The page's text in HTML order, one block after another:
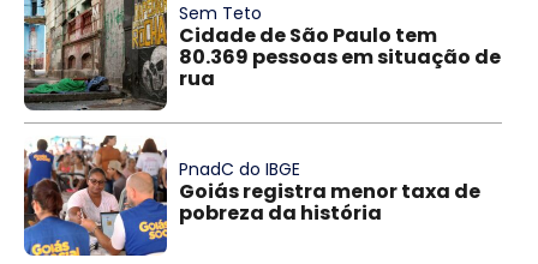
Sem Teto
Cidade de São Paulo tem
80.369 pessoas em situação de
rua
PnadC do IBGE
Goiás registra menor taxa de
pobreza da história